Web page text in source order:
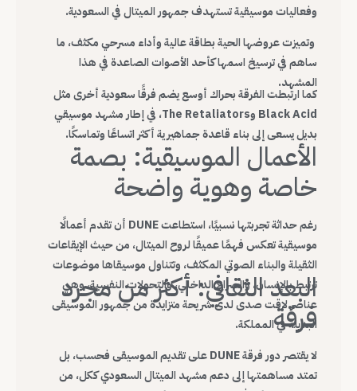
وفعاليات موسيقية تستهدف جمهور الميتال في السعودية.
وتميزت عروضها الحية بطاقة عالية وأداء مسرحي مكثف، ما
ساهم في ترسيخ اسمها كأحد الأصوات الصاعدة في هذا
المشهد.
كما ارتبطت الفرقة بحراك أوسع يضم فرقًا سعودية أخرى مثل
Black Acid وThe Retaliators، في إطار مشهد موسيقي
بديل يسعى إلى بناء قاعدة جماهيرية أكثر اتساعًا وتماسكًا.
الأعمال الموسيقية: بصمة
خاصة وهوية واضحة
رغم حداثة تجربتها نسبيًا، استطاعت DUNE أن تقدم أعمالًا
موسيقية تعكس فهمًا عميقًا لروح الميتال، من حيث الإيقاعات
الثقيلة والبناء الصوتي المكثف، وتتناول موسيقاها موضوعات
ترتبط بالإنسان، والصراع الداخلي، والتحولات النفسية، وهي
عناصر لاقت صدى لدى شريحة متزايدة من جمهور الموسيقى
البديلة في المملكة.
البعد الثقافي: أكثر من مجرد
فرقة
لا يقتصر دور فرقة DUNE على تقديم الموسيقى فحسب، بل
تمتد مساهمتها إلى دعم مشهد الميتال السعودي ككل، من